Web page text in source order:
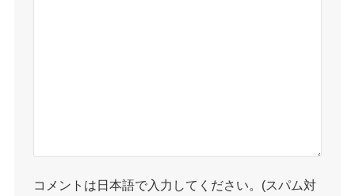
コメントは日本語で入力してください。(スパム対